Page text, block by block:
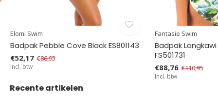
Elomi Swim
Badpak Pebble Cove Black ES801143
€52,17 €86,95
Incl. btw
Fantasie Swim
Badpak
FS501731
€88,76 €110,95
Incl. btw
Recente artikelen